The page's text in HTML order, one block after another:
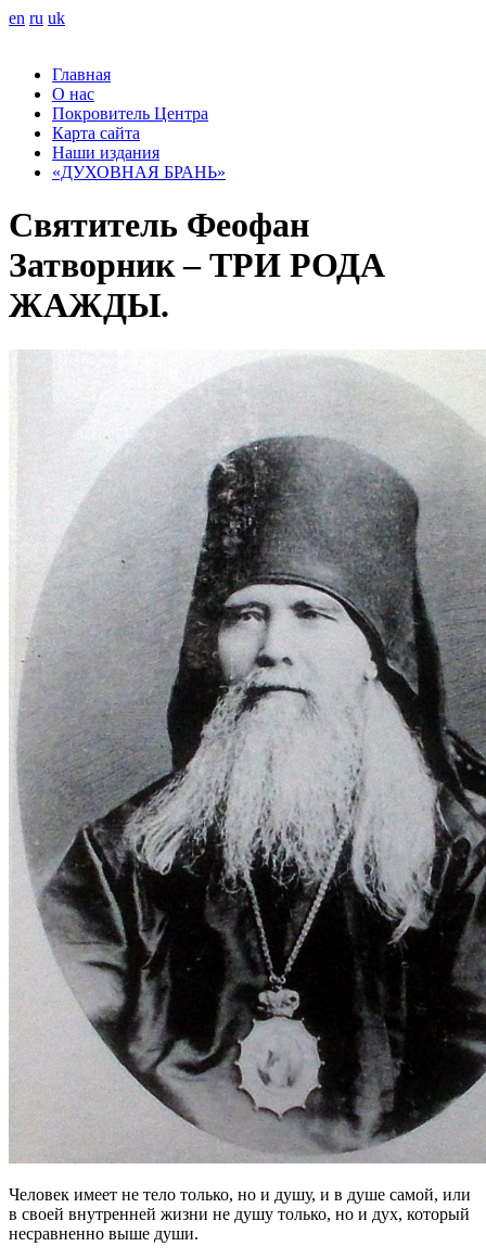
en ru uk
Главная
О нас
Покровитель Центра
Карта сайта
Наши издания
«ДУХОВНАЯ БРАНЬ»
Святитель Феофан
Затворник – ТРИ РОДА
ЖАЖДЫ.
Человек имеет не тело только, но и душу, и в душе самой, или
в своей внутренней жизни не душу только, но и дух, который
несравненно выше души.